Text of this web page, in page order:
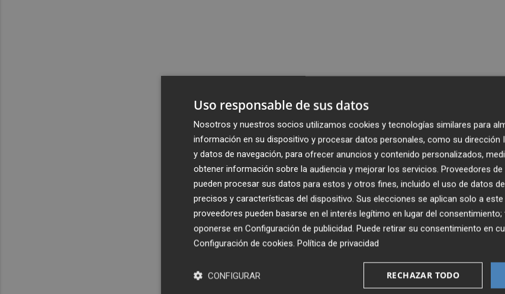
Uso responsable de sus datos
Nosotros y nuestros socios utilizamos cookies y tecnologías similares para
información en su dispositivo y procesar datos personales, como su dirección
y datos de navegación, para ofrecer anuncios y contenido personalizados,
obtener información sobre la audiencia y mejorar los servicios. Proveedores
pueden procesar sus datos para estos y otros fines, incluido el uso de datos
precisos y características del dispositivo. Sus elecciones se aplican solo a
proveedores pueden basarse en el interés legítimo en lugar del
oponerse en Configuración de publicidad. Puede retirar su consentimiento en
Configuración de cookies. Política de privacidad
RECHAZAR TODO
CONFIGURAR